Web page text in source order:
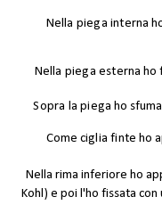
Nella piega interna
Nella piega esterna ho
Sopra la piega ho
Come ciglia finte ho
Nella rima inferiore ho
Kohl) e poi l'ho fissata